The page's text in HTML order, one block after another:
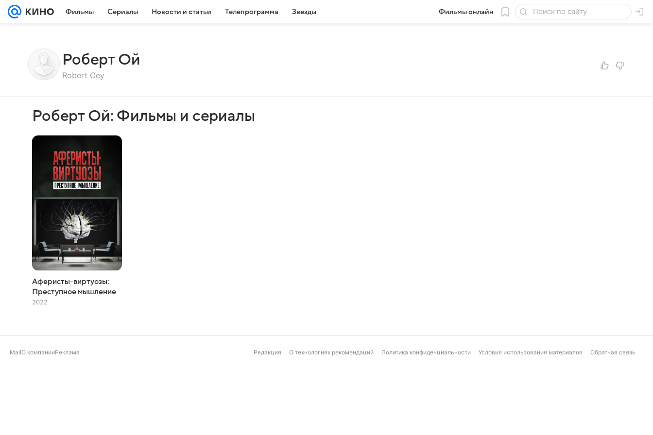
Фильмы Сериалы Новости и статьи Телепрограмма Звезды Фильмы онлайн
Роберт Ой
Robert Oey
Роберт Ой: Фильмы и сериалы
Аферисты-виртуозы:
Преступное мышление
2022
MailО компанииРеклама Редакция О технологиях рекомендаций Политика конфиденциальности Условия использования материалов Обратная связь